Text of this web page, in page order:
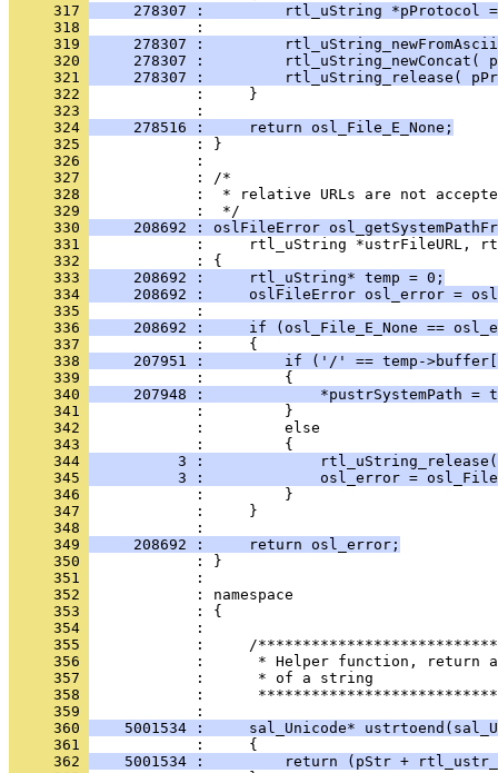
     317
278307 :         rtl_uString *pProtocol
     318
     319
278307 :
     320
278307 :         rtl_uString_newConcat(
     321
278307 :         rtl_uString_release(
     322
     323
     324
     278516 :     return osl_File_E_None;
     325
     326
     327
     328
:  * relative URLs are not
     329
     330
208692 : oslFileError
     331
     332
     333
     208692 :     rtl_uString* temp = 0;
     334
208692 :     oslFileError osl_error =
     335
     336
208692 :     if (osl_File_E_None ==
     337
     338
207951 :         if ('/' == temp-
     339
     340
207948 :             *pustrSystemPath =
     341
     342
     343
     344
3 :
     345
3 :             osl_error =
     346
     347
     348
     349
     208692 :     return osl_error;
     350
     351
     352
     353
     354
     355
     356
     357
     358
:
     359
     360
5001534 :     sal_Unicode*
     361
     362
5001534 :         return (pStr +